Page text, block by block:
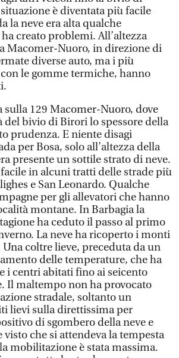
è diventata più facile
la neve era alta qualche
creato problemi. All’altezza
Macomer-Nuoro, in direzione di
diverse auto, ma i più
le gomme termiche, hanno
sulla 129 Macomer-Nuoro, dove
del bivio di Birori lo spessore della
prudenza. E niente disagi
per Bosa, solo all’altezza della
presente un sottile strato di neve.
in alcuni tratti delle strade più
e San Leonardo. Qualche
per gli allevatori che hanno
montane. In Barbagia la
ha ceduto il passo al primo
La neve ha ricoperto i monti
coltre lieve, preceduta da un
delle temperature, che ha
i centri abitati fino ai seicento
Il maltempo non ha provocato
stradale, soltanto un
lievi sulla direttissima per
di sgombero della neve e
che si attendeva la tempesta
mobilitazione è stata massima.